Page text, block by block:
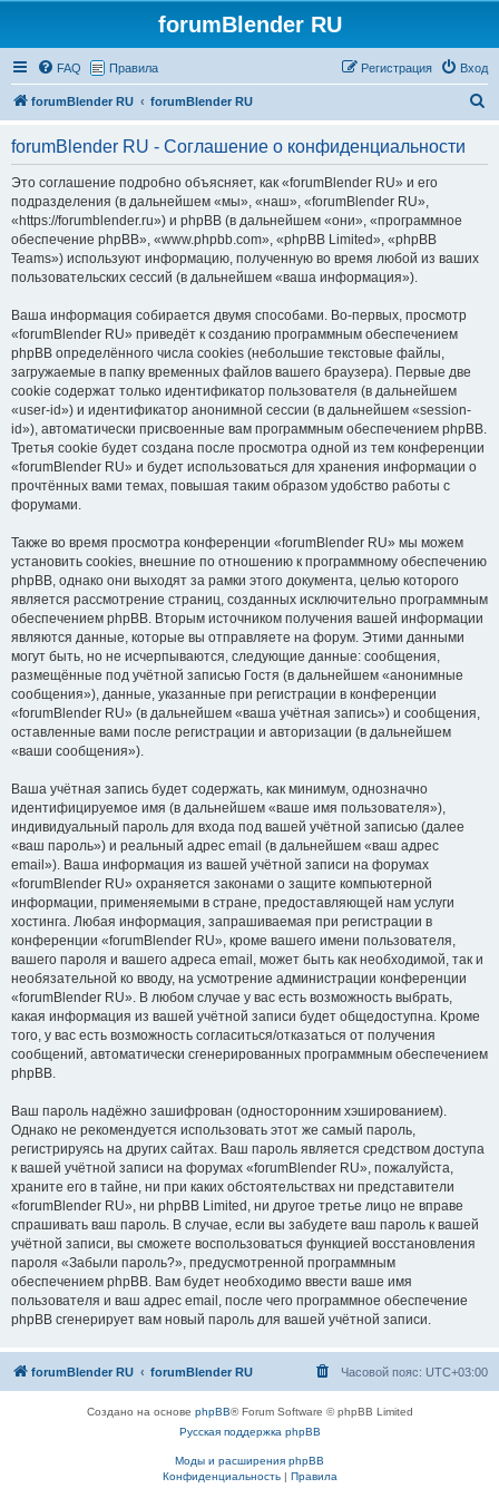
forumBlender RU
FAQ Правила Вход
Регистрация
forumBlender RU forumBlender RU
forumBlender RU - Соглашение о конфиденциальности
Это соглашение подробно объясняет, как «forumBlender RU» и его
подразделения (в дальнейшем «мы», «наш», «forumBlender RU»,
«https://forumblender.ru») и phpBB (в дальнейшем «они», «программное
обеспечение phpBB», «www.phpbb.com», «phpBB Limited», «phpBB
Teams») используют информацию, полученную во время любой из ваших
пользовательских сессий (в дальнейшем «ваша информация»).
Ваша информация собирается двумя способами. Во-первых, просмотр
«forumBlender RU» приведёт к созданию программным обеспечением
phpBB определённого числа cookies (небольшие текстовые файлы,
загружаемые в папку временных файлов вашего браузера). Первые две
cookie содержат только идентификатор пользователя (в дальнейшем
«user-id») и идентификатор анонимной сессии (в дальнейшем «session-
id»), автоматически присвоенные вам программным обеспечением phpBB.
Третья cookie будет создана после просмотра одной из тем конференции
«forumBlender RU» и будет использоваться для хранения информации о
прочтённых вами темах, повышая таким образом удобство работы с
форумами.
Также во время просмотра конференции «forumBlender RU» мы можем
установить cookies, внешние по отношению к программному обеспечению
phpBB, однако они выходят за рамки этого документа, целью которого
является рассмотрение страниц, созданных исключительно программным
обеспечением phpBB. Вторым источником получения вашей информации
являются данные, которые вы отправляете на форум. Этими данными
могут быть, но не исчерпываются, следующие данные: сообщения,
размещённые под учётной записью Гостя (в дальнейшем «анонимные
сообщения»), данные, указанные при регистрации в конференции
«forumBlender RU» (в дальнейшем «ваша учётная запись») и сообщения,
оставленные вами после регистрации и авторизации (в дальнейшем
«ваши сообщения»).
Ваша учётная запись будет содержать, как минимум, однозначно
идентифицируемое имя (в дальнейшем «ваше имя пользователя»),
индивидуальный пароль для входа под вашей учётной записью (далее
«ваш пароль») и реальный адрес email (в дальнейшем «ваш адрес
email»). Ваша информация из вашей учётной записи на форумах
«forumBlender RU» охраняется законами о защите компьютерной
информации, применяемыми в стране, предоставляющей нам услуги
хостинга. Любая информация, запрашиваемая при регистрации в
конференции «forumBlender RU», кроме вашего имени пользователя,
вашего пароля и вашего адреса email, может быть как необходимой, так и
необязательной ко вводу, на усмотрение администрации конференции
«forumBlender RU». В любом случае у вас есть возможность выбрать,
какая информация из вашей учётной записи будет общедоступна. Кроме
того, у вас есть возможность согласиться/отказаться от получения
сообщений, автоматически сгенерированных программным обеспечением
phpBB.
Ваш пароль надёжно зашифрован (односторонним хэшированием).
Однако не рекомендуется использовать этот же самый пароль,
регистрируясь на других сайтах. Ваш пароль является средством доступа
к вашей учётной записи на форумах «forumBlender RU», пожалуйста,
храните его в тайне, ни при каких обстоятельствах ни представители
«forumBlender RU», ни phpBB Limited, ни другое третье лицо не вправе
спрашивать ваш пароль. В случае, если вы забудете ваш пароль к вашей
учётной записи, вы сможете воспользоваться функцией восстановления
пароля «Забыли пароль?», предусмотренной программным
обеспечением phpBB. Вам будет необходимо ввести ваше имя
пользователя и ваш адрес email, после чего программное обеспечение
phpBB сгенерирует вам новый пароль для вашей учётной записи.
forumBlender RU forumBlender RU Часовой пояс: UTC+03:00
Создано на основе phpBB® Forum Software © phpBB Limited
Русская поддержка phpBB
Моды и расширения phpBB
Конфиденциальность| Правила